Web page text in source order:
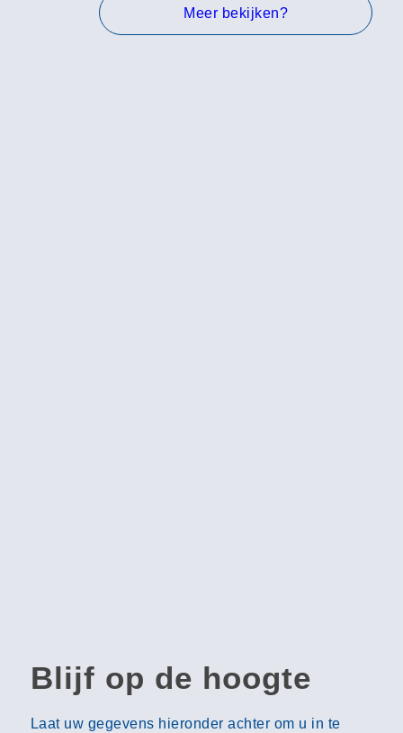
Meer bekijken?
Blijf op de hoogte
Laat uw gegevens hieronder achter om u in te